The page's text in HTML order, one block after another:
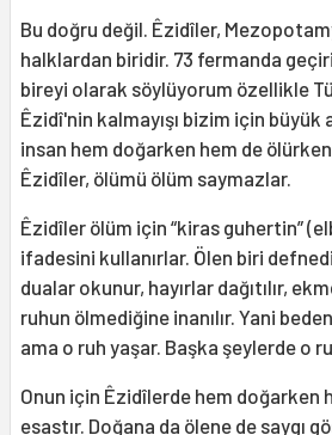
Bu doğru değil. Êzidîler,
halklardan biridir. 73 fermanda
bireyi olarak söylüyorum özellikle
Êzidî'nin kalmayışı bizim için büyük
insan hem doğarken hem de
Êzidîler, ölümü ölüm saymazlar.
Êzidîler ölüm için “kiras guhertin”
ifadesini kullanırlar. Ölen biri
dualar okunur, hayırlar dağıtılır,
ruhun ölmediğine inanılır. Yani
ama o ruh yaşar. Başka şeylerde o
Onun için Êzidîlerde hem doğarken
esastır. Doğana da ölene de saygı